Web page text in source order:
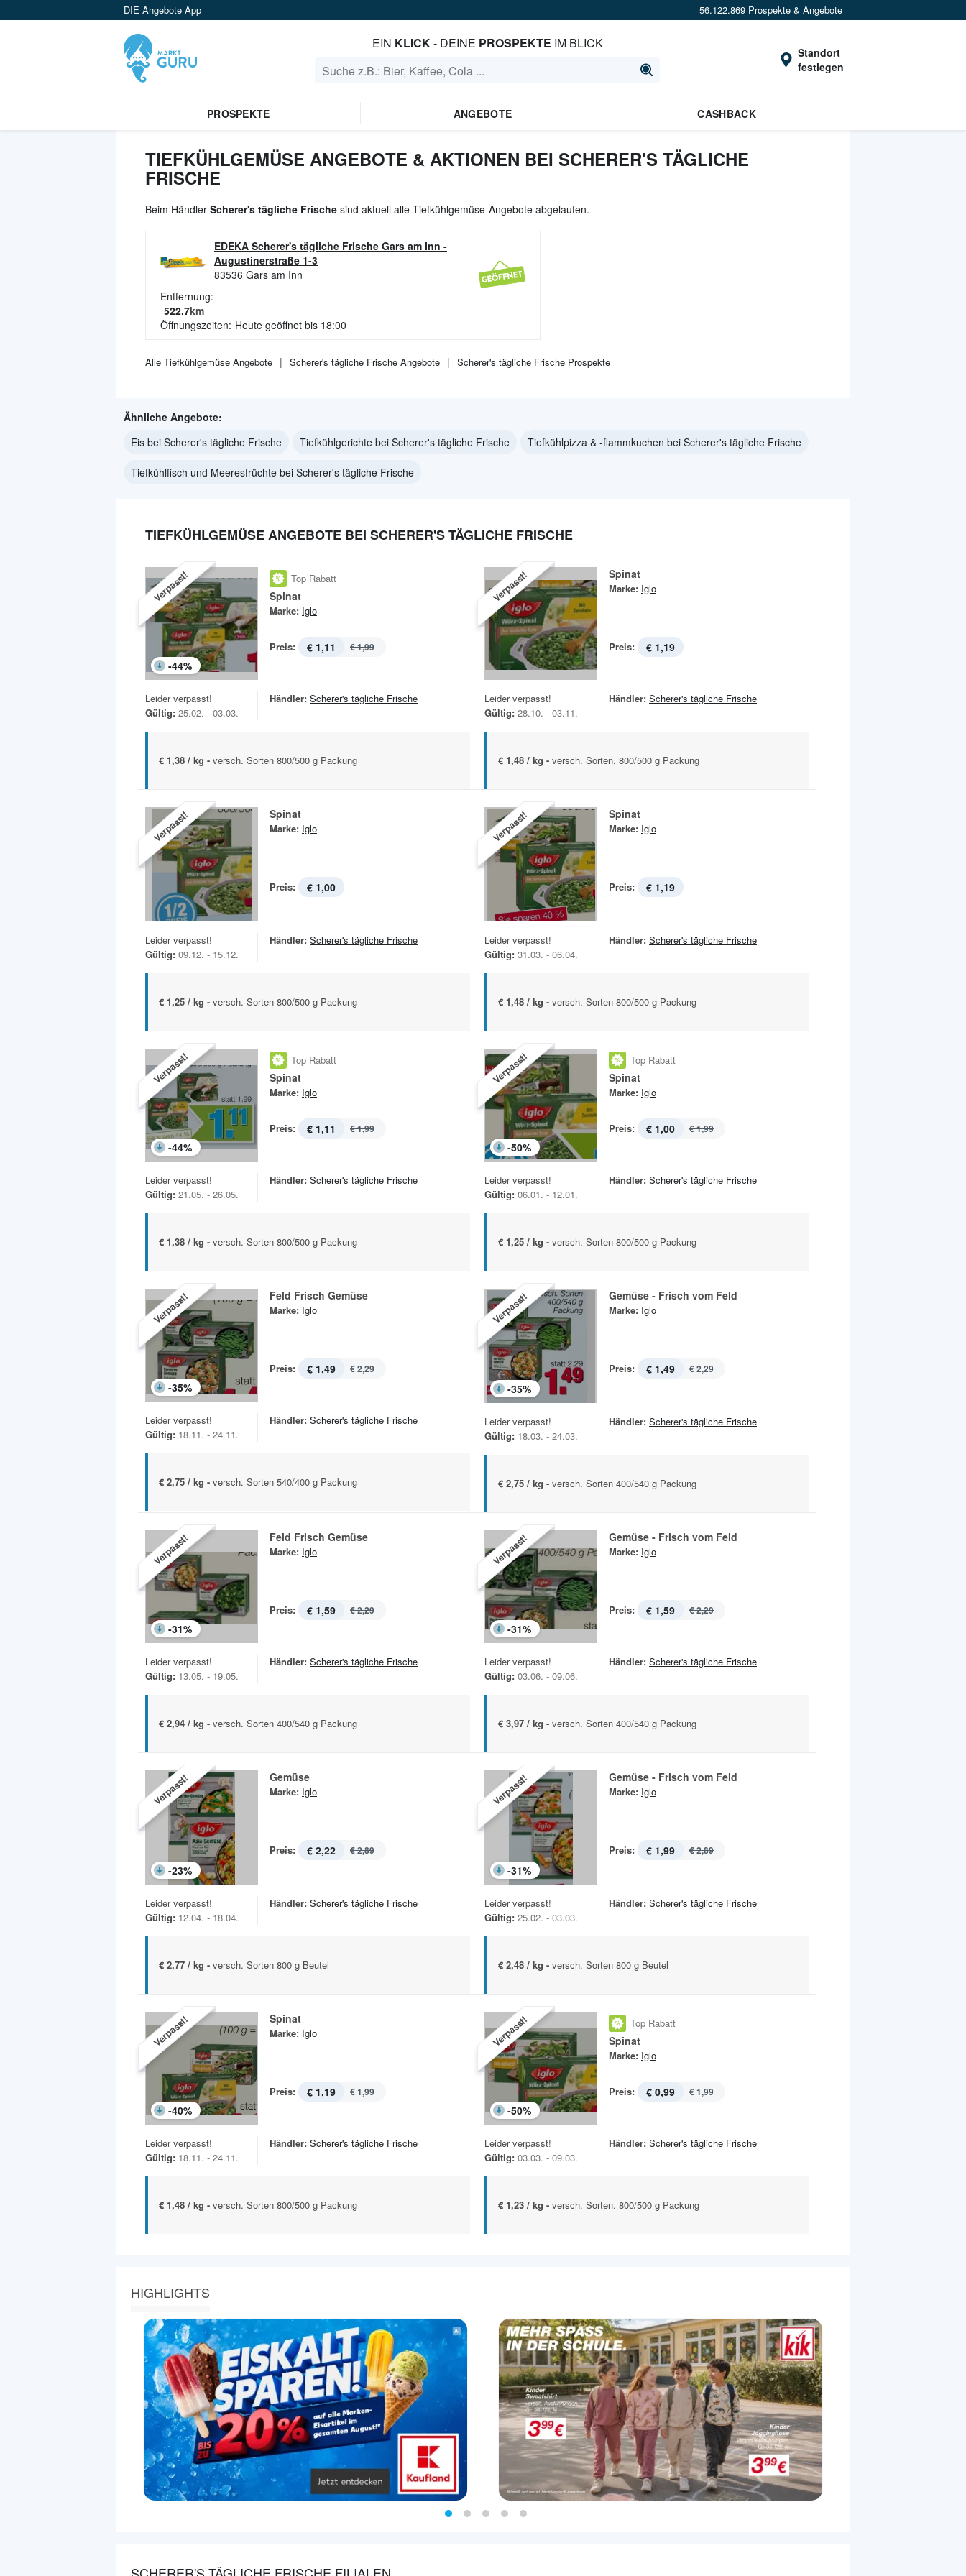
DIE Angebote App 56.122.869 Prospekte & Angebote
EIN KLICK- DEINE PROSPEKTE IM BLICK
Standort
festlegen
PROSPEKTE ANGEBOTE CASHBACK
TIEFKÜHLGEMÜSE ANGEBOTE & AKTIONEN BEI SCHERER'S TÄGLICHE
FRISCHE
Beim Händler Scherer's tägliche Frische sind aktuell alle Tiefkühlgemüse-Angebote abgelaufen.
EDEKA Scherer's tägliche Frische Gars am Inn -
Augustinerstraße 1-3
83536 Gars am Inn
Entfernung:
522.7km
Öffnungszeiten: Heute geöffnet bis 18:00
Alle Tiefkühlgemüse Angebote Scherer's tägliche Frische Angebote Scherer's tägliche Frische Prospekte
Ähnliche Angebote:
Eis bei Scherer's tägliche Frische
Tiefkühlgerichte bei Scherer's tägliche Frische Tiefkühlpizza & -flammkuchen bei Scherer's tägliche Frische
Tiefkühlfisch und Meeresfrüchte bei Scherer's tägliche Frische
TIEFKÜHLGEMÜSE ANGEBOTE BEI SCHERER'S TÄGLICHE FRISCHE
Verpasst!
-44%
Top Rabatt
Spinat
Marke: Iglo
Preis: € 1,11 € 1,99
Leider verpasst!
Gültig: 25.02. - 03.03.
Händler: Scherer's tägliche Frische
€ 1,38 / kg - versch. Sorten 800/500 g Packung
Verpasst! Spinat
Marke: Iglo
Preis: € 1,19
Leider verpasst!
Gültig: 28.10. - 03.11.
Händler: Scherer's tägliche Frische
€ 1,48 / kg - versch. Sorten. 800/500 g Packung
Verpasst! Spinat
Marke: Iglo
Preis: € 1,00
Leider verpasst!
Gültig: 09.12. - 15.12.
Händler: Scherer's tägliche Frische
€ 1,25 / kg - versch. Sorten 800/500 g Packung
Verpasst! Spinat
Marke: Iglo
Preis: € 1,19
Leider verpasst!
Gültig: 31.03. - 06.04.
Händler: Scherer's tägliche Frische
€ 1,48 / kg - versch. Sorten 800/500 g Packung
Verpasst!
-44%
Top Rabatt
Spinat
Marke: Iglo
Preis: € 1,11 € 1,99
Leider verpasst!
Gültig: 21.05. - 26.05.
Händler: Scherer's tägliche Frische
€ 1,38 / kg - versch. Sorten 800/500 g Packung
Verpasst!
-50%
Top Rabatt
Spinat
Marke: Iglo
Preis: € 1,00 € 1,99
Leider verpasst!
Gültig: 06.01. - 12.01.
Händler: Scherer's tägliche Frische
€ 1,25 / kg - versch. Sorten 800/500 g Packung
Verpasst!
-35%
Feld Frisch Gemüse
Marke: Iglo
Preis: € 1,49 € 2,29
Leider verpasst!
Gültig: 18.11. - 24.11.
Händler: Scherer's tägliche Frische
€ 2,75 / kg - versch. Sorten 540/400 g Packung
Verpasst!
-35%
Gemüse - Frisch vom Feld
Marke: Iglo
Preis: € 1,49 € 2,29
Leider verpasst!
Gültig: 18.03. - 24.03.
Händler: Scherer's tägliche Frische
€ 2,75 / kg - versch. Sorten 400/540 g Packung
Verpasst!
-31%
Feld Frisch Gemüse
Marke: Iglo
Preis: € 1,59 € 2,29
Leider verpasst!
Gültig: 13.05. - 19.05.
Händler: Scherer's tägliche Frische
€ 2,94 / kg - versch. Sorten 400/540 g Packung
Verpasst!
-31%
Gemüse - Frisch vom Feld
Marke: Iglo
Preis: € 1,59 € 2,29
Leider verpasst!
Gültig: 03.06. - 09.06.
Händler: Scherer's tägliche Frische
€ 3,97 / kg - versch. Sorten 400/540 g Packung
Verpasst!
-23%
Gemüse
Marke: Iglo
Preis: € 2,22 € 2,89
Leider verpasst!
Gültig: 12.04. - 18.04.
Händler: Scherer's tägliche Frische
€ 2,77 / kg - versch. Sorten 800 g Beutel
Verpasst!
-31%
Gemüse - Frisch vom Feld
Marke: Iglo
Preis: € 1,99 € 2,89
Leider verpasst!
Gültig: 25.02. - 03.03.
Händler: Scherer's tägliche Frische
€ 2,48 / kg - versch. Sorten 800 g Beutel
Verpasst!
-40%
Spinat
Marke: Iglo
Preis: € 1,19 € 1,99
Leider verpasst!
Gültig: 18.11. - 24.11.
Händler: Scherer's tägliche Frische
€ 1,48 / kg - versch. Sorten 800/500 g Packung
Verpasst!
-50%
Top Rabatt
Spinat
Marke: Iglo
Preis: € 0,99 € 1,99
Leider verpasst!
Gültig: 03.03. - 09.03.
Händler: Scherer's tägliche Frische
€ 1,23 / kg - versch. Sorten. 800/500 g Packung
HIGHLIGHTS